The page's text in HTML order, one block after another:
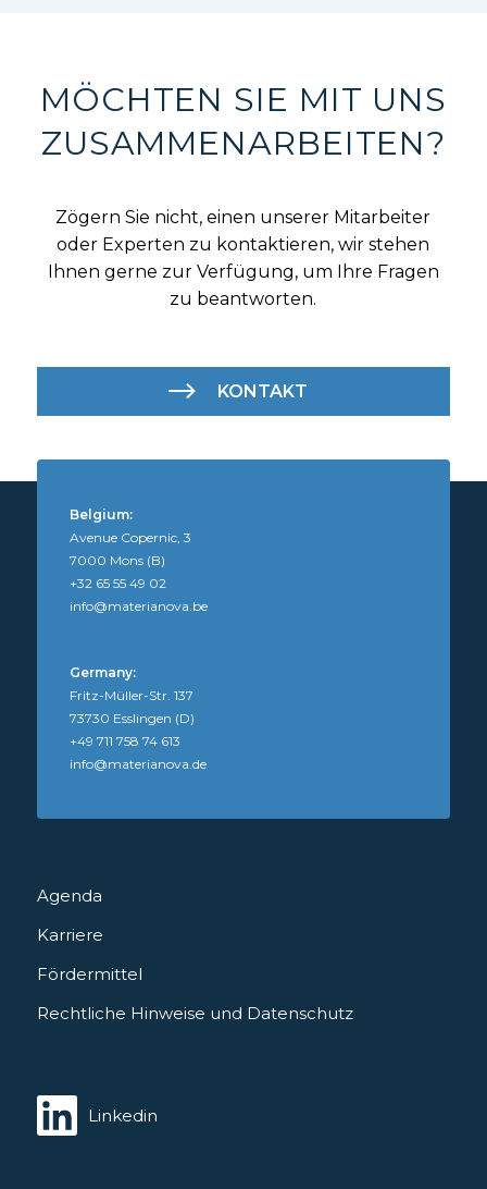
MÖCHTEN SIE MIT UNS
ZUSAMMENARBEITEN?
Zögern Sie nicht, einen unserer Mitarbeiter
oder Experten zu kontaktieren, wir stehen
Ihnen gerne zur Verfügung, um Ihre Fragen
zu beantworten.
KONTAKT
Agenda
Karriere
Fördermittel
Rechtliche Hinweise und Datenschutz
Belgium:
Avenue Copernic, 3
7000 Mons (B)
+32 65 55 49 02
info@materianova.be
Germany:
Fritz-Müller-Str. 137
73730 Esslingen (D)
+49 711 758 74 613
info@materianova.de
Linkedin